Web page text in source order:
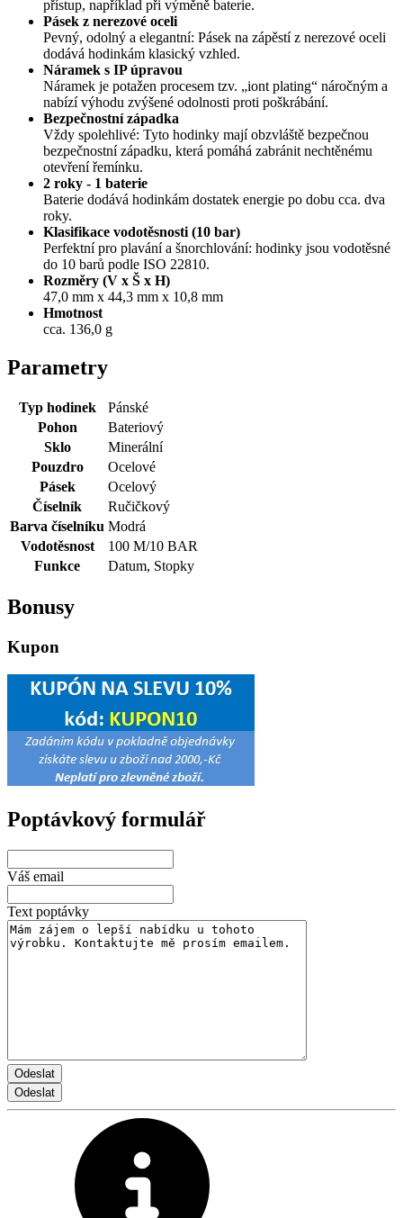
přístup, například při výměně baterie.
Pásek z nerezové oceli
Pevný, odolný a elegantní: Pásek na zápěstí z nerezové oceli
dodává hodinkám klasický vzhled.
Náramek s IP úpravou
Náramek je potažen procesem tzv. „iont plating“ náročným a
nabízí výhodu zvýšené odolnosti proti poškrábání.
Bezpečnostní západka
Vždy spolehlivé: Tyto hodinky mají obzvláště bezpečnou
bezpečnostní západku, která pomáhá zabránit nechtěnému
otevření řemínku.
2 roky - 1 baterie
Baterie dodává hodinkám dostatek energie po dobu cca. dva
roky.
Klasifikace vodotěsnosti (10 bar)
Perfektní pro plavání a šnorchlování: hodinky jsou vodotěsné
do 10 barů podle ISO 22810.
Rozměry (V x Š x H)
47,0 mm x 44,3 mm x 10,8 mm
Hmotnost
cca. 136,0 g
Parametry
Typ hodinek
Pánské
Pohon
Bateriový
Sklo
Minerální
Pouzdro
Ocelové
Pásek
Ocelový
Číselník
Ručičkový
Barva číselníku Modrá
Vodotěsnost
100 M/10 BAR
Funkce
Datum, Stopky
Bonusy
Kupon
Poptávkový formulář
Váš email
Text poptávky